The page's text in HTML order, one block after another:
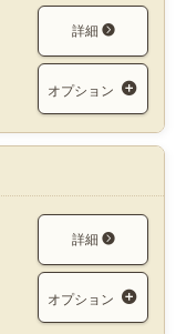
詳細
オプション
詳細
オプション